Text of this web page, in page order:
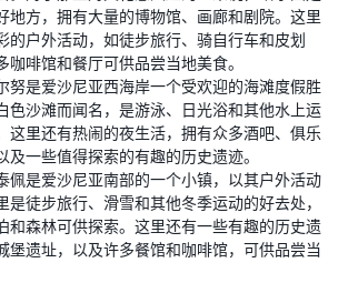
地方，拥有大量的博物馆、画廊和剧院。这里
的户外活动，如徒步旅行、骑自行车和皮划
咖啡馆和餐厅可供品尝当地美食。
努是爱沙尼亚西海岸一个受欢迎的海滩度假胜
色沙滩而闻名，是游泳、日光浴和其他水上运
这里还有热闹的夜生活，拥有众多酒吧、俱乐
及一些值得探索的有趣的历史遗迹。
佩是爱沙尼亚南部的一个小镇，以其户外活动
是徒步旅行、滑雪和其他冬季运动的好去处，
和森林可供探索。这里还有一些有趣的历史遗
堡遗址，以及许多餐馆和咖啡馆，可供品尝当